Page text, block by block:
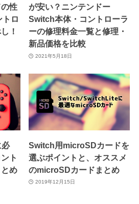
性
ロ
！
が安い？ニンテンドー
Switch本体・コントローラ
ーの修理料金一覧と修理・
新品価格を比較
2021年5月18日
ト
め
Switch用microSDカードを
選ぶポイントと、オススメ
のmicroSDカードまとめ
2019年12月15日